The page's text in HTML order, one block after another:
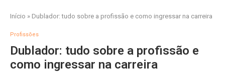
Início » Dublador: tudo sobre a profissão e como ingressar na carreira
Profissões
Dublador: tudo sobre a profissão e
como ingressar na carreira